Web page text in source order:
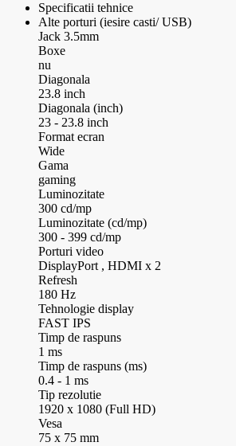
Specificatii tehnice
Alte porturi (iesire casti/ USB)
Jack 3.5mm
Boxe
nu
Diagonala
23.8 inch
Diagonala (inch)
23 - 23.8 inch
Format ecran
Wide
Gama
gaming
Luminozitate
300 cd/mp
Luminozitate (cd/mp)
300 - 399 cd/mp
Porturi video
DisplayPort , HDMI x 2
Refresh
180 Hz
Tehnologie display
FAST IPS
Timp de raspuns
1 ms
Timp de raspuns (ms)
0.4 - 1 ms
Tip rezolutie
1920 x 1080 (Full HD)
Vesa
75 x 75 mm